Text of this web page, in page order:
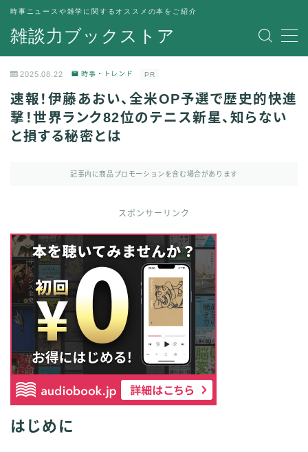
雑談力ブックストア
時事ニュースや雑学に関するオススメの本をご紹介
MENU
運営者情報
2025.08.22 時事・トレンド PR
速報！伊藤あおい、全米OP予選で歴史的快進
撃！世界ランク82位のテニス新星、知らない
と損する秘密とは
記事内に商品プロモーションを含む場合があります
スポンサーリンク
はじめに